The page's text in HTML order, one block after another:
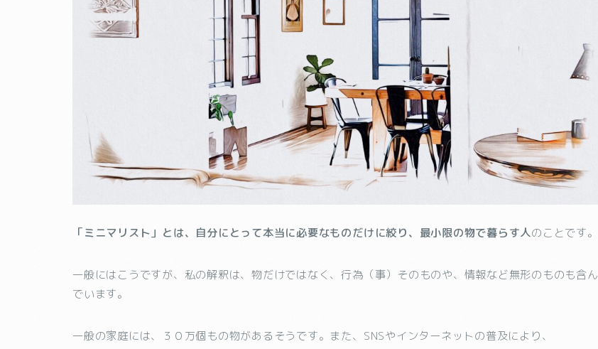
「ミニマリスト」とは、自分にとって本当に必要なものだけに絞り、最小限の物で暮らす人のことです。
一般にはこうですが、私の解釈は、物だけではなく、行為（事）そのものや、情報など無形のものも含ん
でいます。
一般の家庭には、３０万個もの物があるそうです。また、SNSやインターネットの普及により、